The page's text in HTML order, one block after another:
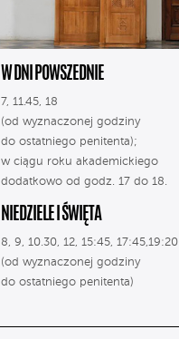
W DNI POWSZEDNIE
7, 11.45, 18
(od wyznaczonej godziny
do ostatniego penitenta);
w ciągu roku akademickiego
dodatkowo od godz. 17 do 18.
NIEDZIELE I ŚWIĘTA
8, 9, 10.30, 12, 15:45, 17:45,19:20
(od wyznaczonej godziny
do ostatniego penitenta)